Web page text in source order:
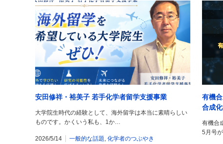
安田修祥・裕美子 若手化学者留学支援事業
大学院生時代の経験として、海外留学は本当に素晴らしい
ものです。かくいう私も、1か…
2026/5/14 一般的な話題, 化学者のつぶやき
有機
合成
有機合
5月号